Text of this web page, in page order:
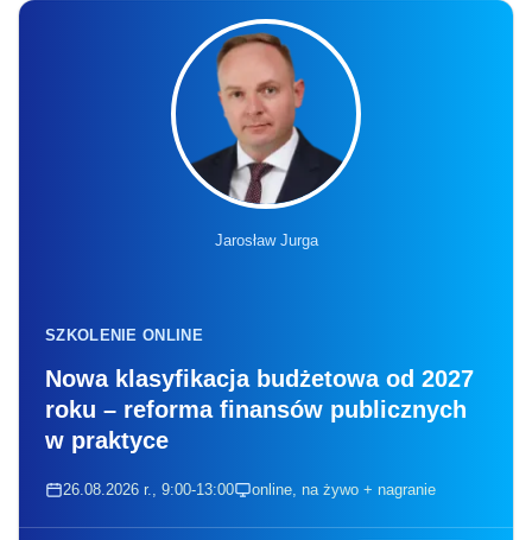
Jarosław Jurga
SZKOLENIE ONLINE
Nowa klasyfikacja budżetowa od 2027
roku – reforma finansów publicznych
w praktyce
26.08.2026 r., 9:00-13:00 online, na żywo + nagranie